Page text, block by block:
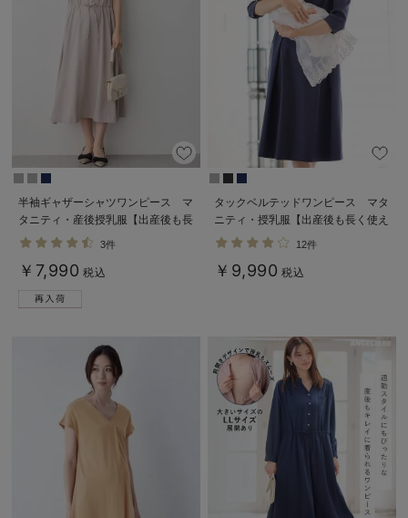
半袖ギャザーシャツワンピース マ
タニティ・産後授乳服【出産後も長
く使える】
3件
￥7,990 税込
タックベルテッドワンピース マタ
ニティ・授乳服【出産後も長く使え
る】
12件
￥9,990 税込